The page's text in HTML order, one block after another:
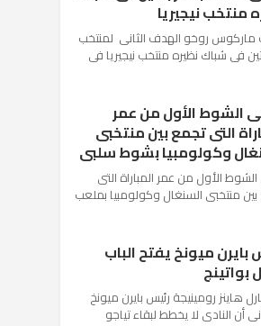
منتخب نيجيريا
روخو الهدف الثانى لمنتخب
الأرجنتين فى شباك نظيره منتخب نيجيريا فى
الشوط الأول من عمر
التى تجمع بين منتخبى
وكولومبيا بشوط سلبى
الشوط الأول من عمر المباراة التى
تجمع بين منتخبى السنغال وكولومبيا بملعب
بايرن ميونخ يفتح الباب
بواتينج
هاينز رومينيجة رئيس بايرن ميونخ
أن النادى لا يخطط لبقاء تياجو